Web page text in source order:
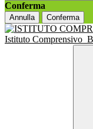
Conferma
Annulla Conferma
Istituto Comprensivo